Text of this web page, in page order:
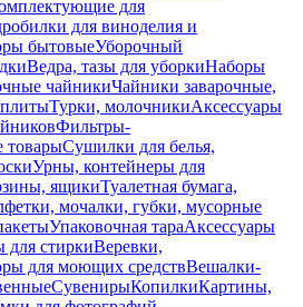
для
для виноделия и
бытовыеУборочный
Ведра, тазы для уборкиНаборы
чайникиЧайники заварочные,
Турки, молочникиАксессуары
Фильтры-
товарыСушилки для белья,
Урны, контейнеры для
ящикиТуалетная бумага,
мочалки, губки, мусорные
Упаковочная тараАксессуары
для стиркиВеревки,
для моющих средствВешалки-
СувенирыКопилкиКартины,